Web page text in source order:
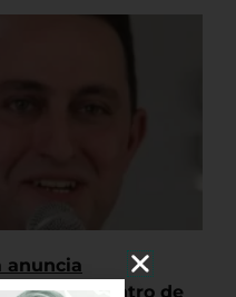
anuncia
de Centro de